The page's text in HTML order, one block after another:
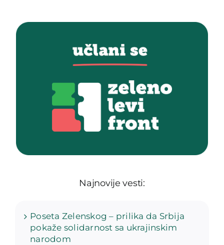
Najnovije vesti:
Poseta Zelenskog – prilika da Srbija
pokaže solidarnost sa ukrajinskim
narodom